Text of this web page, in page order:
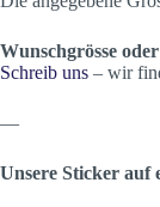
Wunschgrösse
Schreib uns – wir
—
Unsere Sticker auf